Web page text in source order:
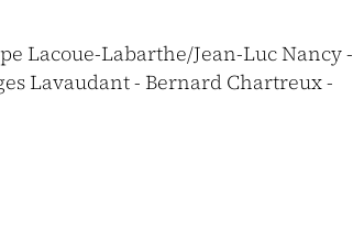
Lacoue-Labarthe/Jean-Luc Nancy -
Lavaudant - Bernard Chartreux -